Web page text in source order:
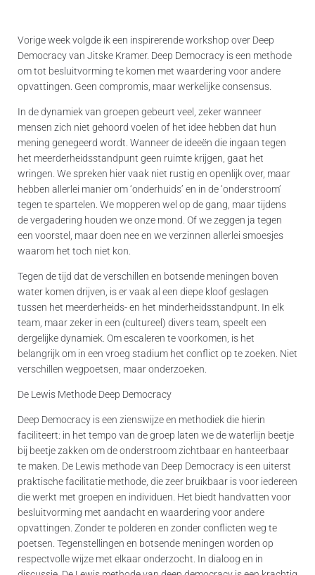
Vorige week volgde ik een inspirerende workshop over Deep
Democracy van Jitske Kramer. Deep Democracy is een methode
om tot besluitvorming te komen met waardering voor andere
opvattingen. Geen compromis, maar werkelijke consensus.
In de dynamiek van groepen gebeurt veel, zeker wanneer
mensen zich niet gehoord voelen of het idee hebben dat hun
mening genegeerd wordt. Wanneer de ideeën die ingaan tegen
het meerderheidsstandpunt geen ruimte krijgen, gaat het
wringen. We spreken hier vaak niet rustig en openlijk over, maar
hebben allerlei manier om ‘onderhuids’ en in de ‘onderstroom’
tegen te spartelen. We mopperen wel op de gang, maar tijdens
de vergadering houden we onze mond. Of we zeggen ja tegen
een voorstel, maar doen nee en we verzinnen allerlei smoesjes
waarom het toch niet kon.
Tegen de tijd dat de verschillen en botsende meningen boven
water komen drijven, is er vaak al een diepe kloof geslagen
tussen het meerderheids- en het minderheidsstandpunt. In elk
team, maar zeker in een (cultureel) divers team, speelt een
dergelijke dynamiek. Om escaleren te voorkomen, is het
belangrijk om in een vroeg stadium het conflict op te zoeken. Niet
verschillen wegpoetsen, maar onderzoeken.
De Lewis Methode Deep Democracy
Deep Democracy is een zienswijze en methodiek die hierin
faciliteert: in het tempo van de groep laten we de waterlijn beetje
bij beetje zakken om de onderstroom zichtbaar en hanteerbaar
te maken. De Lewis methode van Deep Democracy is een uiterst
praktische facilitatie methode, die zeer bruikbaar is voor iedereen
die werkt met groepen en individuen. Het biedt handvatten voor
besluitvorming met aandacht en waardering voor andere
opvattingen. Zonder te polderen en zonder conflicten weg te
poetsen. Tegenstellingen en botsende meningen worden op
respectvolle wijze met elkaar onderzocht. In dialoog en in